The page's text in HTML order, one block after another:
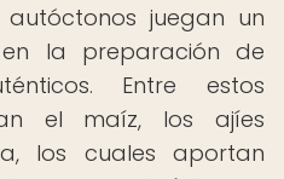
autóctonos juegan un
la preparación de
Entre estos
el maíz, los ajíes
los cuales aportan